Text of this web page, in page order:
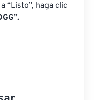
“Listo”, haga clic